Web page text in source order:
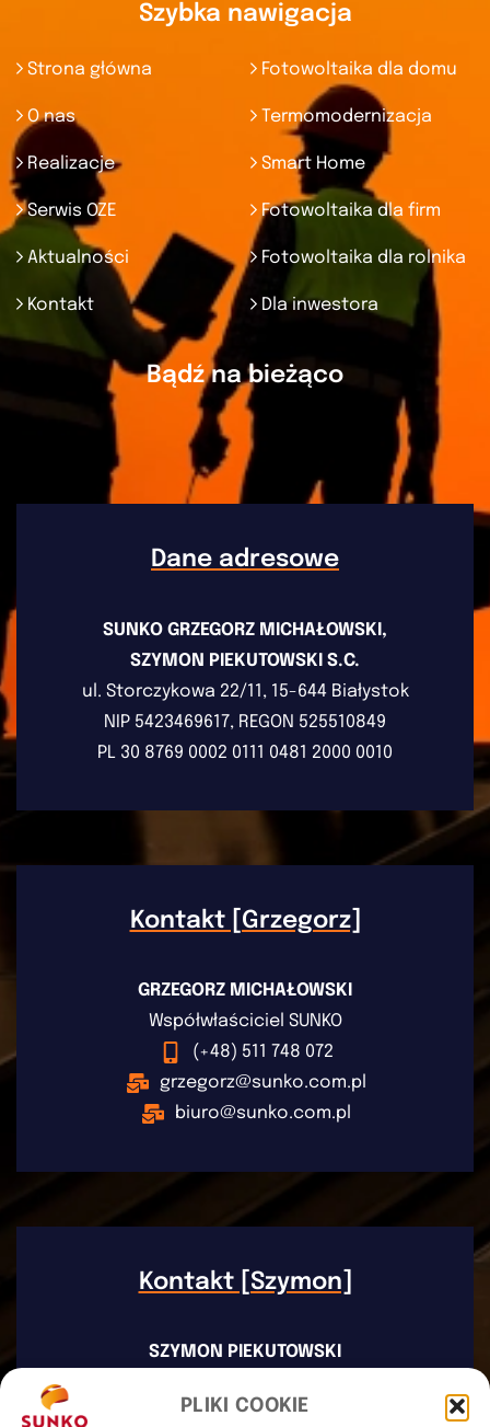
PLIKI COOKIE
Szybka nawigacja
Strona główna Fotowoltaika dla domu
O nas Termomodernizacja
Realizacje Smart Home
Serwis OZE Fotowoltaika dla firm
Aktualności Fotowoltaika dla rolnika
Kontakt Dla inwestora
Bądź na bieżąco
Dane adresowe
SUNKO GRZEGORZ MICHAŁOWSKI,
SZYMON PIEKUTOWSKI S.C.
ul. Storczykowa 22/11, 15-644 Białystok
NIP 5423469617, REGON 525510849
PL 30 8769 0002 0111 0481 2000 0010
Kontakt [Grzegorz]
GRZEGORZ MICHAŁOWSKI
Współwłaściciel SUNKO
(+48) 511 748 072
grzegorz@sunko.com.pl
biuro@sunko.com.pl
Kontakt [Szymon]
SZYMON PIEKUTOWSKI
(+48) 503 923 226